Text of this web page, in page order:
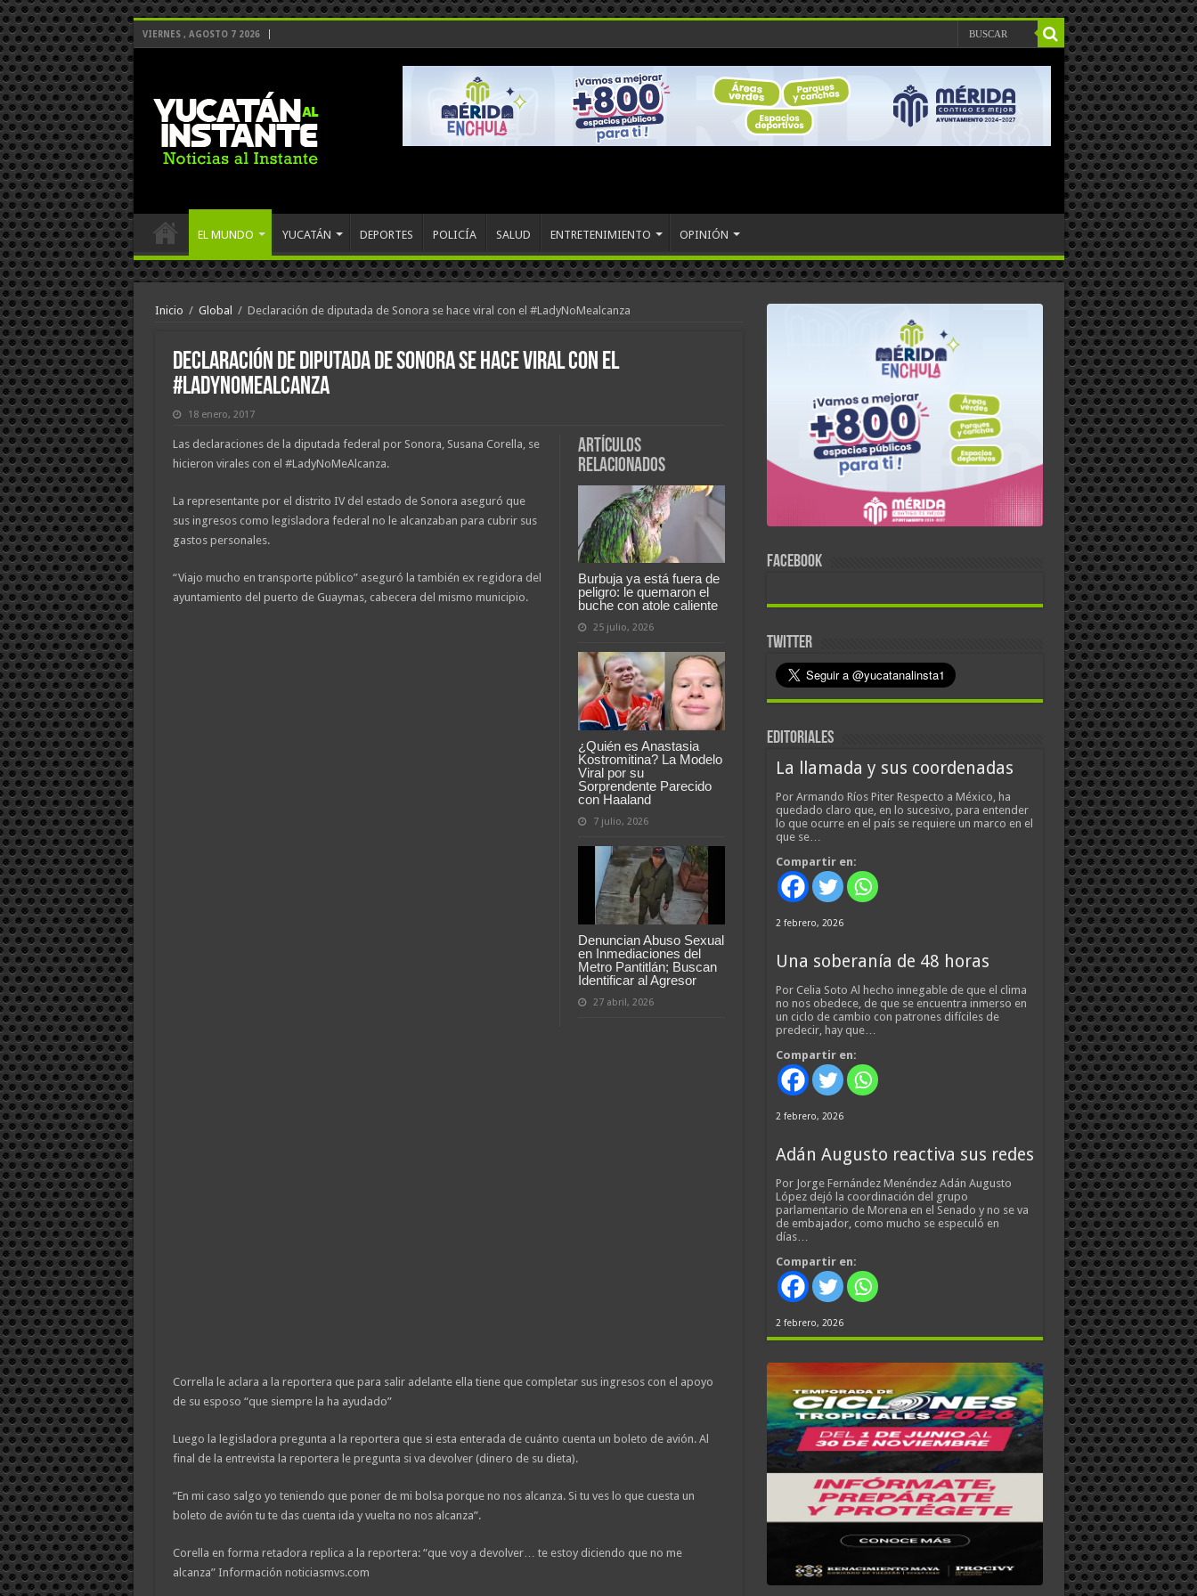
VIERNES , AGOSTO 7 2026
EL MUNDO YUCATÁN DEPORTES POLICÍA SALUD ENTRETENIMIENTO OPINIÓN
Inicio / Global / Declaración de diputada de Sonora se hace viral con el #LadyNoMealcanza
Declaración de diputada de Sonora se hace viral con el
#LadyNoMealcanza
18 enero, 2017
Artículos
relacionados
Burbuja ya está fuera de
peligro: le quemaron el
buche con atole caliente
25 julio, 2026
¿Quién es Anastasia
Kostromitina? La Modelo
Viral por su
Sorprendente Parecido
con Haaland
7 julio, 2026
Denuncian Abuso Sexual
en Inmediaciones del
Metro Pantitlán; Buscan
Identificar al Agresor
27 abril, 2026
Las declaraciones de la diputada federal por Sonora, Susana Corella, se
hicieron virales con el #LadyNoMeAlcanza.
La representante por el distrito IV del estado de Sonora aseguró que
sus ingresos como legisladora federal no le alcanzaban para cubrir sus
gastos personales.
“Viajo mucho en transporte público” aseguró la también ex regidora del
ayuntamiento del puerto de Guaymas, cabecera del mismo municipio.
Corrella le aclara a la reportera que para salir adelante ella tiene que completar sus ingresos con el apoyo
de su esposo “que siempre la ha ayudado”
Luego la legisladora pregunta a la reportera que si esta enterada de cuánto cuenta un boleto de avión. Al
final de la entrevista la reportera le pregunta si va devolver (dinero de su dieta).
“En mi caso salgo yo teniendo que poner de mi bolsa porque no nos alcanza. Si tu ves lo que cuesta un
boleto de avión tu te das cuenta ida y vuelta no nos alcanza”.
Corella en forma retadora replica a la reportera: “que voy a devolver… te estoy diciendo que no me
alcanza” Información noticiasmvs.com
FACEBOOK
TWITTER
EDITORIALES
La llamada y sus coordenadas
Por Armando Ríos Piter Respecto a México, ha
quedado claro que, en lo sucesivo, para entender
lo que ocurre en el país se requiere un marco en el
que se…
Compartir en:
2 febrero, 2026
Una soberanía de 48 horas
Por Celia Soto Al hecho innegable de que el clima
no nos obedece, de que se encuentra inmerso en
un ciclo de cambio con patrones difíciles de
predecir, hay que…
Compartir en:
2 febrero, 2026
Adán Augusto reactiva sus redes
Por Jorge Fernández Menéndez Adán Augusto
López dejó la coordinación del grupo
parlamentario de Morena en el Senado y no se va
de embajador, como mucho se especuló en
días…
Compartir en:
2 febrero, 2026